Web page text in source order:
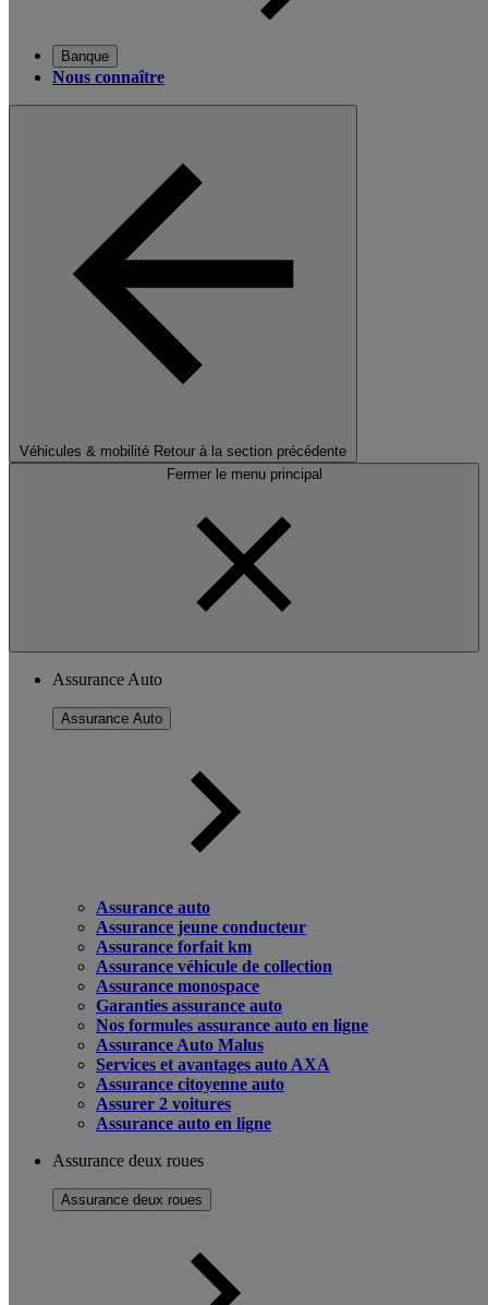
Banque
Nous connaître
Véhicules & mobilité Retour à la section précédente
Fermer le menu principal
Assurance Auto
Assurance Auto
Assurance auto
Assurance jeune conducteur
Assurance forfait km
Assurance véhicule de collection
Assurance monospace
Garanties assurance auto
Nos formules assurance auto en ligne
Assurance Auto Malus
Services et avantages auto AXA
Assurance citoyenne auto
Assurer 2 voitures
Assurance auto en ligne
Assurance deux roues
Assurance deux roues